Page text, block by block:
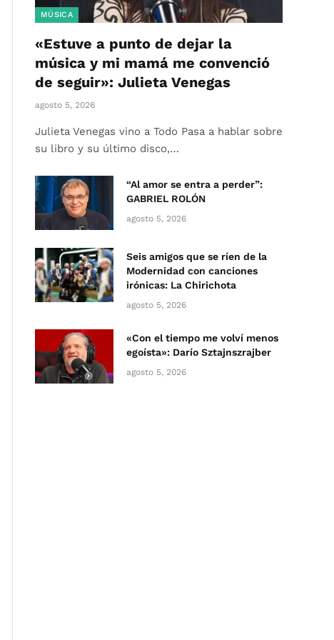
MÚSICA
«Estuve a punto de dejar la
música y mi mamá me convenció
de seguir»: Julieta Venegas
agosto 5, 2026
Julieta Venegas vino a Todo Pasa a hablar sobre
su libro y su último disco,…
“Al amor se entra a perder”:
GABRIEL ROLÓN
agosto 5, 2026
Seis amigos que se ríen de la
Modernidad con canciones
irónicas: La Chirichota
agosto 5, 2026
«Con el tiempo me volví menos
egoísta»: Darío Sztajnszrajber
agosto 5, 2026